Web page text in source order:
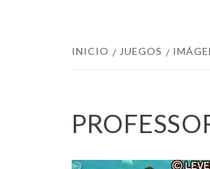
INICIO JUEGOS